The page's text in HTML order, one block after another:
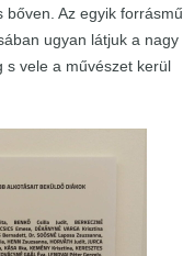
Az egyik forrásmű
ugyan látjuk a nagy
s vele a művészet kerül